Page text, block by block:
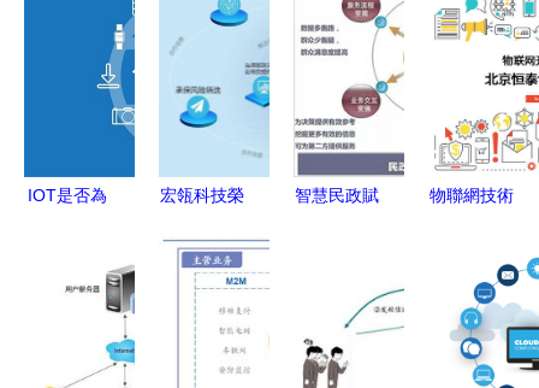
IOT是否為
新領域鋪平
宏瓴科技榮
馬威中國領
先金融科技
50企業”榜
單 物聯網
智慧民政賦
聯網技術應
用解決方案
（第418
物聯網技術
中的創新應
用與服務模
式